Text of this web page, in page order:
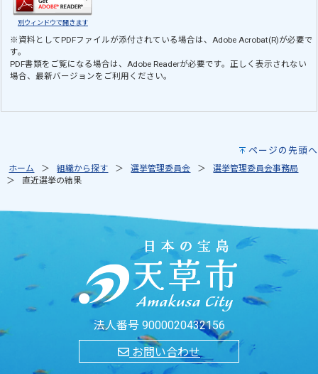
別ウィンドウで開きます
※資料としてPDFファイルが添付されている場合は、Adobe Acrobat(R)が必要で
す。
PDF書類をご覧になる場合は、Adobe Readerが必要です。正しく表示されない
場合、最新バージョンをご利用ください。
ページの先頭へ
ホーム 組織から探す 選挙管理委員会
選挙管理委員会事務局
直近選挙の結果
法人番号 9000020432156
お問い合わせ